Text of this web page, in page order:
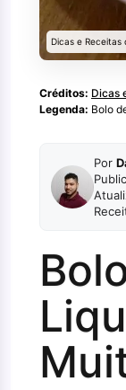
Dicas e Receitas
Créditos: Dicas
Legenda: Bolo
Por